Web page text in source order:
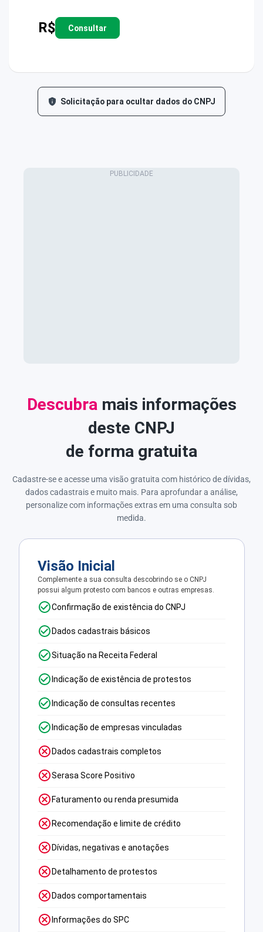
R$ Consultar
Solicitação para ocultar dados do CNPJ
Descubramais informações
deste CNPJ
de forma gratuita
Cadastre-se e acesse uma visão gratuita com histórico de dívidas,
dados cadastrais e muito mais. Para aprofundar a análise,
personalize com informações extras em uma consulta sob
medida.
Visão Inicial
Complemente a sua consulta descobrindo se o CNPJ
possui algum protesto com bancos e outras empresas.
Confirmação de existência do CNPJ
Dados cadastrais básicos
Situação na Receita Federal
Indicação de existência de protestos
Indicação de consultas recentes
Indicação de empresas vinculadas
Dados cadastrais completos
Serasa Score Positivo
Faturamento ou renda presumida
Recomendação e limite de crédito
Dívidas, negativas e anotações
Detalhamento de protestos
Dados comportamentais
Informações do SPC